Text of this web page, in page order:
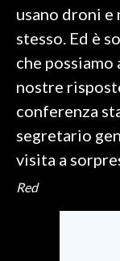
SARDEGNA
#CARAUNIONE
3 MINUTI CON
usano droni
stesso. Ed è
che
nostre
conferenza
segretario
visita a
Red